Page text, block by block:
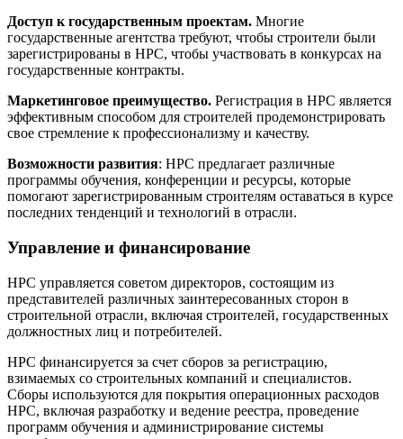
Доступ к государственным проектам. Многие
государственные агентства требуют, чтобы строители были
зарегистрированы в НРС, чтобы участвовать в конкурсах на
государственные контракты.
Маркетинговое преимущество. Регистрация в НРС является
эффективным способом для строителей продемонстрировать
свое стремление к профессионализму и качеству.
Возможности развития: НРС предлагает различные
программы обучения, конференции и ресурсы, которые
помогают зарегистрированным строителям оставаться в курсе
последних тенденций и технологий в отрасли.
Управление и финансирование
НРС управляется советом директоров, состоящим из
представителей различных заинтересованных сторон в
строительной отрасли, включая строителей, государственных
должностных лиц и потребителей.
НРС финансируется за счет сборов за регистрацию,
взимаемых со строительных компаний и специалистов.
Сборы используются для покрытия операционных расходов
НРС, включая разработку и ведение реестра, проведение
программ обучения и администрирование системы